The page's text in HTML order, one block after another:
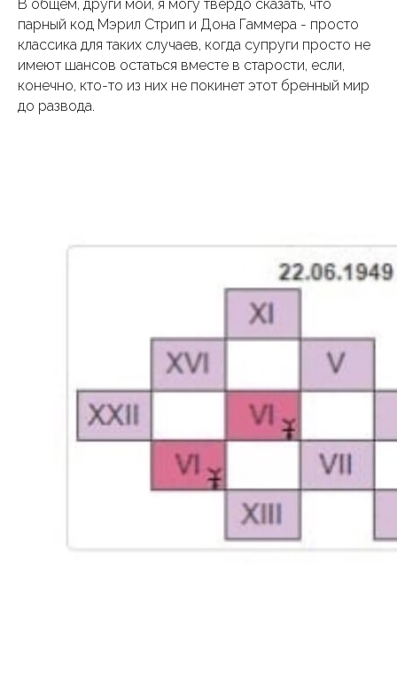
В общем, други мои, я могу твёрдо сказать, что
парный код Мэрил Стрип и Дона Гаммера - просто
классика для таких случаев, когда супруги просто не
имеют шансов остаться вместе в старости, если,
конечно, кто-то из них не покинет этот бренный мир
до развода.
Политика конфиденциальности
© astrolog-shirokova